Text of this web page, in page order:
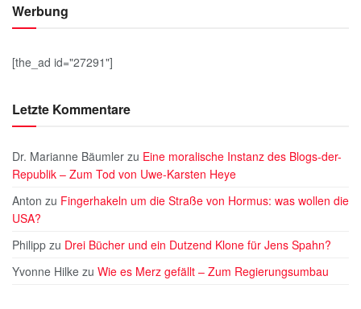
Werbung
[the_ad id="27291"]
Letzte Kommentare
Dr. Marianne Bäumler zu Eine moralische Instanz des Blogs-der-
Republik – Zum Tod von Uwe-Karsten Heye
Anton zu Fingerhakeln um die Straße von Hormus: was wollen die
USA?
Philipp zu Drei Bücher und ein Dutzend Klone für Jens Spahn?
Yvonne Hilke zu Wie es Merz gefällt – Zum Regierungsumbau